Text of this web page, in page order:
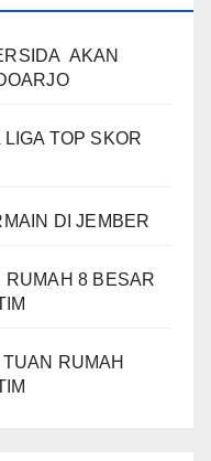
AKAN
TOP SKOR
DI JEMBER
RUMAH 8 BESAR
RUMAH